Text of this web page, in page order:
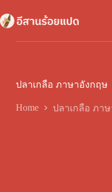
to
content
ปลาเกลือ ภาษาอังกฤษ
Home ปลาเกลือ ภา